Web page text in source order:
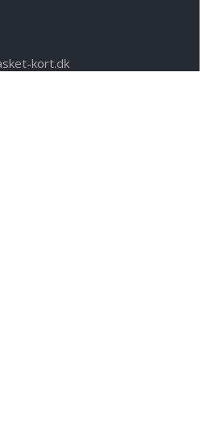
kort.dk